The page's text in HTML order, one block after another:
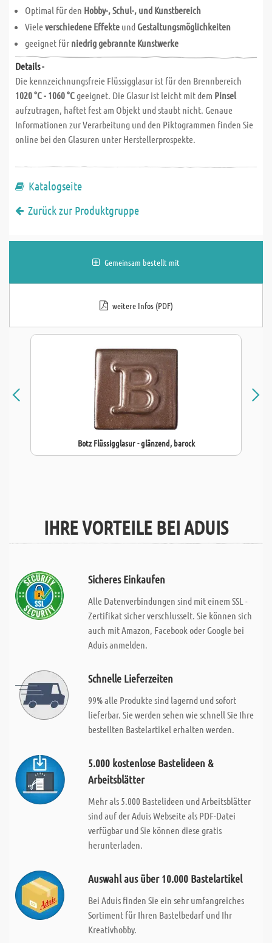
Optimal für den Hobby-, Schul-, und Kunstbereich
Vieleverschiedene Effekte und Gestaltungsmöglichkeiten
geeignet für niedrig gebrannte Kunstwerke
Details -
Die kennzeichnungsfreie Flüssigglasur ist für den Brennbereich
1020 °C - 1060 °Cgeeignet. Die Glasur ist leicht mit dem Pinsel
aufzutragen, haftet fest am Objekt und staubt nicht. Genaue
Informationen zur Verarbeitung und den Piktogrammen finden Sie
online bei den Glasuren unter Herstellerprospekte.
Katalogseite
Zurück zur Produktgruppe
Gemeinsam bestellt mit
weitere Infos (PDF)
Botz Flüssigglasur - glänzend, barock
IHRE VORTEILE BEI ADUIS
Sicheres Einkaufen
Alle Datenverbindungen sind mit einem SSL -
Zertifikat sicher verschlusselt. Sie können sich
auch mit Amazon, Facebook oder Google bei
Aduis anmelden.
Schnelle Lieferzeiten
99% alle Produkte sind lagernd und sofort
lieferbar. Sie werden sehen wie schnell Sie Ihre
bestellten Bastelartikel erhalten werden.
5.000 kostenlose Bastelideen &
Arbeitsblätter
Mehr als 5.000 Bastelideen und Arbeitsblätter
sind auf der Aduis Webseite als PDF-Datei
verfügbar und Sie können diese gratis
herunterladen.
Auswahl aus über 10.000 Bastelartikel
Bei Aduis finden Sie ein sehr umfangreiches
Sortiment für Ihren Bastelbedarf und Ihr
Kreativhobby.